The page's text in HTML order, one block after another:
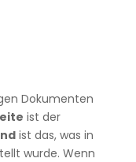
Dokumenten
ist der
ist das, was in
wurde. Wenn